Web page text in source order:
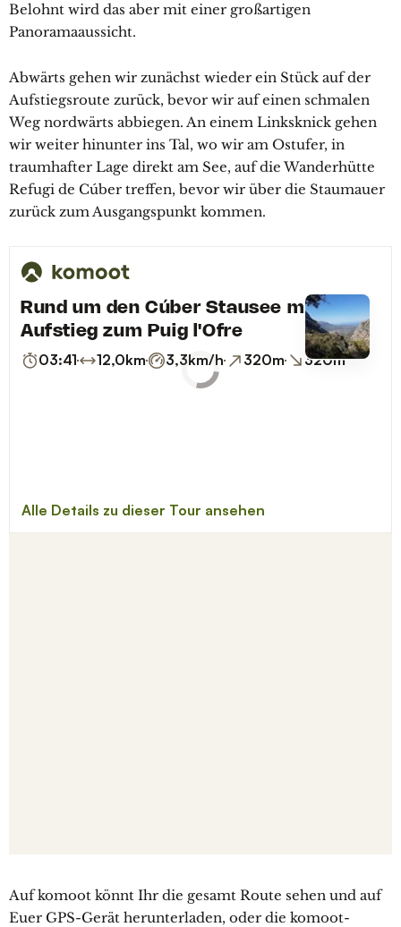
Belohnt wird das aber mit einer großartigen
Panoramaaussicht.
Abwärts gehen wir zunächst wieder ein Stück auf der
Aufstiegsroute zurück, bevor wir auf einen schmalen
Weg nordwärts abbiegen. An einem Linksknick gehen
wir weiter hinunter ins Tal, wo wir am Ostufer, in
traumhafter Lage direkt am See, auf die Wanderhütte
Refugi de Cúber treffen, bevor wir über die Staumauer
zurück zum Ausgangspunkt kommen.
Auf komoot könnt Ihr die gesamt Route sehen und auf
Euer GPS-Gerät herunterladen, oder die komoot-